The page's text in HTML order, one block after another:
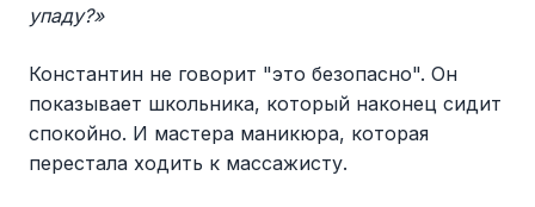
упаду?»
Константин не говорит "это безопасно". Он
показывает школьника, который наконец сидит
спокойно. И мастера маникюра, которая
перестала ходить к массажисту.